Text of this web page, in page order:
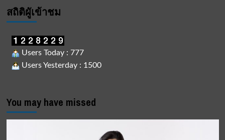
สถิติผูัเข้าชม
Users Today : 777
Users Yesterday : 1500
You may have missed